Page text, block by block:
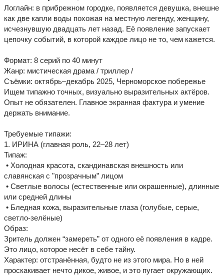
Логлайн: в прибрежном городке, появляется девушка, внешне
как две капли воды похожая на местную легенду, женщину,
исчезнувшую двадцать лет назад. Её появление запускает
цепочку событий, в которой каждое лицо не то, чем кажется.
Формат: 8 серий по 40 минут
Жанр: мистическая драма / триллер /
Съёмки: октябрь–декабрь 2025, Черноморское побережье
Ищем типажно точных, визуально выразительных актёров.
Опыт не обязателен. Главное экранная фактура и умение
держать внимание.
Требуемые типажи:
1. ИРИНА (главная роль, 22–28 лет)
Типаж:
• Холодная красота, скандинавская внешность или
славянская с "прозрачным” лицом
• Светлые волосы (естественные или окрашенные), длинные
или средней длины
• Бледная кожа, выразительные глаза (голубые, серые,
светло-зелёные)
Образ:
Зритель должен “замереть” от одного её появления в кадре.
Это лицо, которое несёт в себе тайну.
Характер: отстранённая, будто не из этого мира. Но в ней
проскакивает нечто дикое, живое, и это пугает окружающих.